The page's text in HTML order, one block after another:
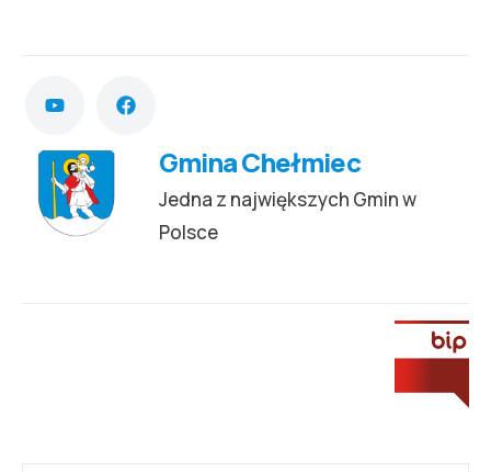
Gmina Chełmiec
Jedna z największych Gmin w
Polsce